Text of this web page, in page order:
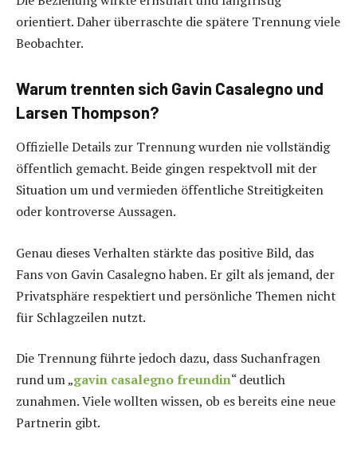
orientiert. Daher überraschte die spätere Trennung viele
Beobachter.
Warum trennten sich Gavin Casalegno und
Larsen Thompson?
Offizielle Details zur Trennung wurden nie vollständig
öffentlich gemacht. Beide gingen respektvoll mit der
Situation um und vermieden öffentliche Streitigkeiten
oder kontroverse Aussagen.
Genau dieses Verhalten stärkte das positive Bild, das
Fans von Gavin Casalegno haben. Er gilt als jemand, der
Privatsphäre respektiert und persönliche Themen nicht
für Schlagzeilen nutzt.
Die Trennung führte jedoch dazu, dass Suchanfragen
rund um „gavin casalegno freundin“ deutlich
zunahmen. Viele wollten wissen, ob es bereits eine neue
Partnerin gibt.